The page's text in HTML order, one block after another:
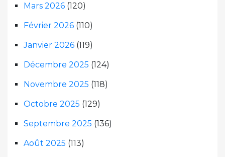
Mars 2026 (120)
Février 2026 (110)
Janvier 2026 (119)
Décembre 2025 (124)
Novembre 2025 (118)
Octobre 2025 (129)
Septembre 2025 (136)
Août 2025 (113)